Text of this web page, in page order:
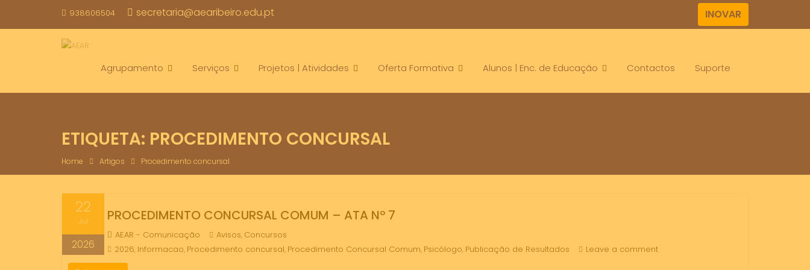
938606504 secretaria@aearibeiro.edu.pt INOVAR
Agrupamento Serviços Projetos | Atividades Oferta Formativa Alunos | Enc. de Educação Contactos Suporte
ETIQUETA: PROCEDIMENTO CONCURSAL
Home Artigos Procedimento concursal
22
Jul
2026
PROCEDIMENTO CONCURSAL COMUM – ATA Nº 7
AEAR - Comunicação Avisos, Concursos
2026, Informacao, Procedimento concursal, Procedimento Concursal Comum, Psicólogo, Publicação de Resultados
Leave a comment